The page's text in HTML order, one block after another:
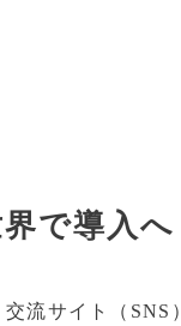
で導入へ
交流サイト（SNS